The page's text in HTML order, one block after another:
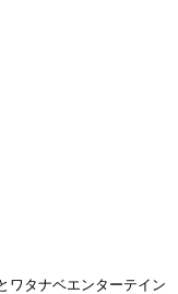
ワタナベエンターテイン